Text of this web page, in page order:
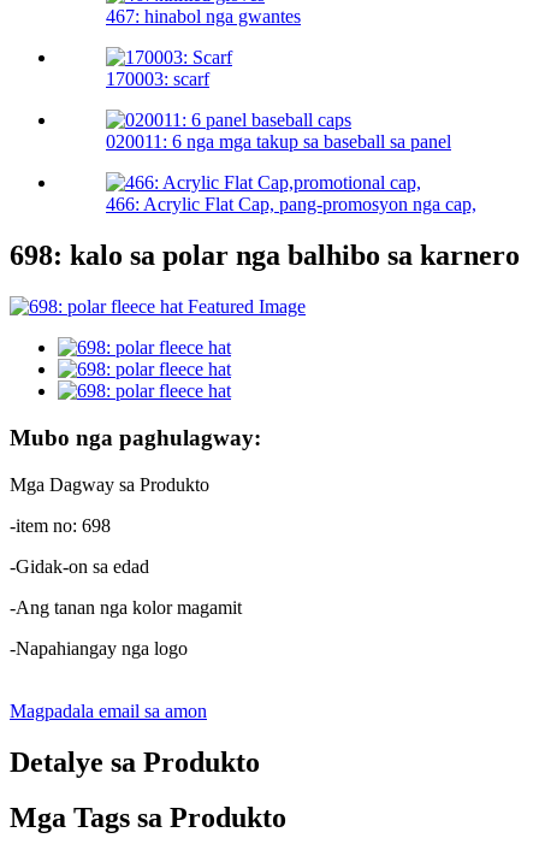
467: hinabol nga gwantes
170003: scarf
020011: 6 nga mga takup sa baseball sa panel
466: Acrylic Flat Cap, pang-promosyon nga cap,
698: kalo sa polar nga balhibo sa karnero
Mubo nga paghulagway:
Mga Dagway sa Produkto
-item no: 698
-Gidak-on sa edad
-Ang tanan nga kolor magamit
-Napahiangay nga logo
Magpadala email sa amon
Detalye sa Produkto
Mga Tags sa Produkto